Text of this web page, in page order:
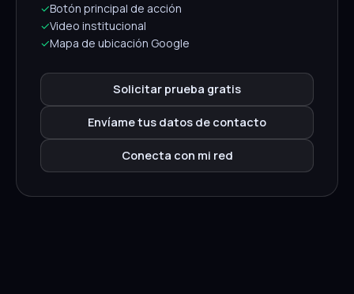
✓Botón principal de acción
✓Video institucional
✓Mapa de ubicación Google
Solicitar prueba gratis
Envíame tus datos de contacto
Conecta con mi red